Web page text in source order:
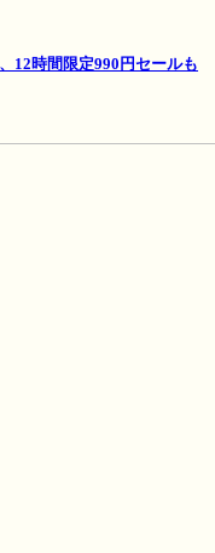
12時間限定990円セールも